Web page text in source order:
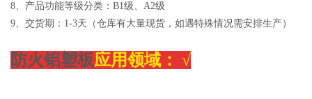
8、产品功能等级分类：B1级、A2级
9、交货期：1-3天（仓库有大量现货，如遇特殊情况需安排生产）
防火铝塑板应用领域： √